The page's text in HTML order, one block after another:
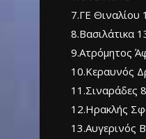
7.ΓΕ Θιναλίου
8.Βασιλάτικα
9.Ατρόμητος
10.Κεραυνός
11.Σιναράδες 8
12.Ηρακλής
13.Αυγερινός